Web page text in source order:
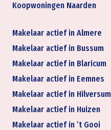
Koopwoningen Naarden
Makelaar actief in Almere
Makelaar actief in Bussum
Makelaar actief in Blaricum
Makelaar actief in Eemnes
Makelaar actief in Hilversum
Makelaar actief in Huizen
Makelaar actief in ’t Gooi